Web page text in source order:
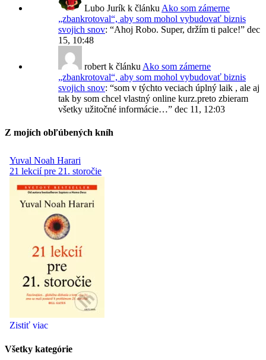
Lubo Jurík k článku Ako som zámerne
„zbankrotoval“, aby som mohol vybudovať biznis
svojich snov: “Ahoj Robo. Super, držím ti palce!” dec
15, 10:48
robert k článku Ako som zámerne
„zbankrotoval“, aby som mohol vybudovať biznis
svojich snov: “som v týchto veciach úplný laik , ale aj
tak by som chcel vlastný online kurz.preto zbieram
všetky užitočné informácie…” dec 11, 12:03
Z mojích obľúbených kníh
Všetky kategórie